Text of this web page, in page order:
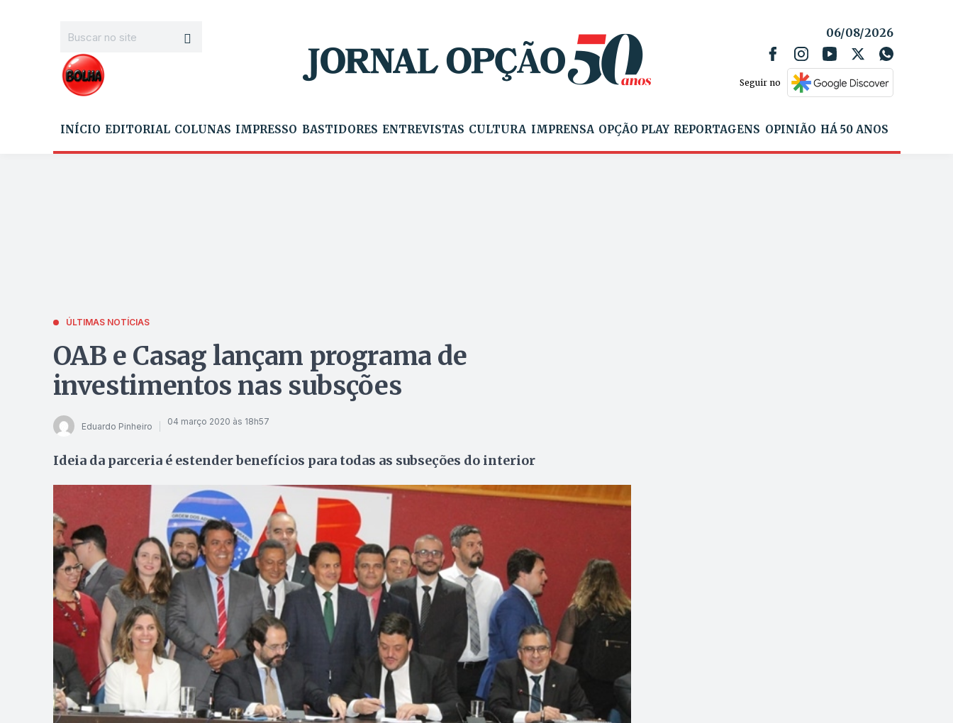
06/08/2026
Seguir no
INÍCIO EDITORIAL COLUNAS IMPRESSO BASTIDORES ENTREVISTAS CULTURA IMPRENSA OPÇÃO PLAY REPORTAGENS OPINIÃO HÁ 50 ANOS
ÚLTIMAS NOTÍCIAS
OAB e Casag lançam programa de
investimentos nas subsções
Eduardo Pinheiro 04 março 2020 às 18h57
Ideia da parceria é estender benefícios para todas as subseções do interior